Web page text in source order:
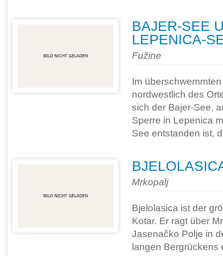
BAJER-SEE
LEPENICA-
Fužine
Im
nordwestlich des
sich der Bajer-See,
Sperre in Lepenica
See entstanden ist,
Mrkopalj
Bjelolasica ist der
Kotar. Er ragt über
Jasenačko Polje in
langen Bergrückens